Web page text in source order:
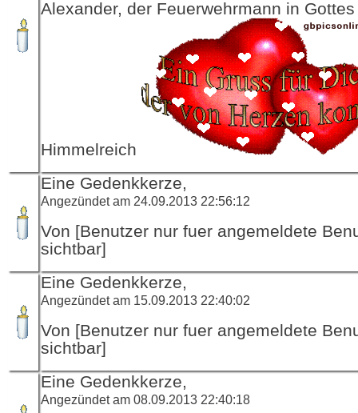
Alexander, der Feuerwehrmann in Gottes
Himmelreich
Eine Gedenkkerze,
Angezündet am 24.09.2013 22:56:12
Von [Benutzer nur fuer angemeldete
sichtbar]
Eine Gedenkkerze,
Angezündet am 15.09.2013 22:40:02
Von [Benutzer nur fuer angemeldete
sichtbar]
Eine Gedenkkerze,
Angezündet am 08.09.2013 22:40:18